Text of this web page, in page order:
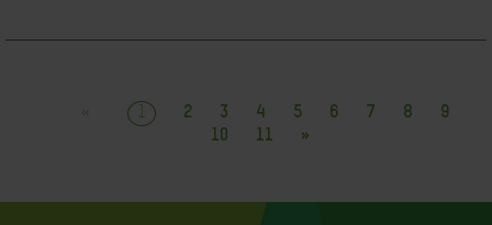
« 1 2 3 4 5 6 7 8
9
10
11 »